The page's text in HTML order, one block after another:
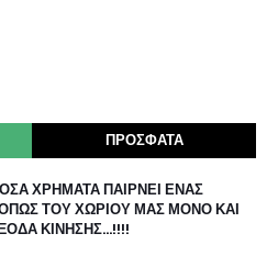
ΠΡΟΣΦΑΤΑ
ΧΡΗΜΑΤΑ ΠΑΙΡΝΕΙ ΕΝΑΣ
ΤΟΥ ΧΩΡΙΟΥ ΜΑΣ ΜΟΝΟ ΚΑΙ
ΚΙΝΗΣΗΣ…!!!!